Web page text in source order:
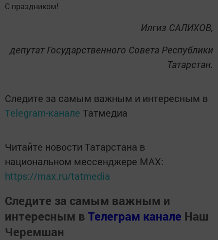
С праздником!
Илгиз САЛИХОВ,
депутат Государственного Совета Республики
Татарстан.
Следите за самым важным и интересным в
Telegram-канале Татмедиа
Читайте новости Татарстана в
национальном мессенджере MАХ:
https://max.ru/tatmedia
Следите за самым важным и
интересным в Телеграм канале Наш
Черемшан